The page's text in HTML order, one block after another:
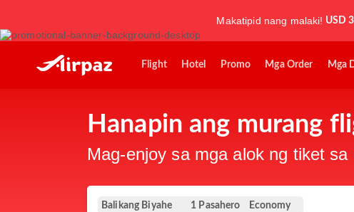
Makatipid nang malaki! USD
Flight Hotel Promo Mga Order Mga
Hanapin ang murang
Mag-enjoy sa mga alok ng tiket
Balikang Biyahe 1 Pasahero Economy